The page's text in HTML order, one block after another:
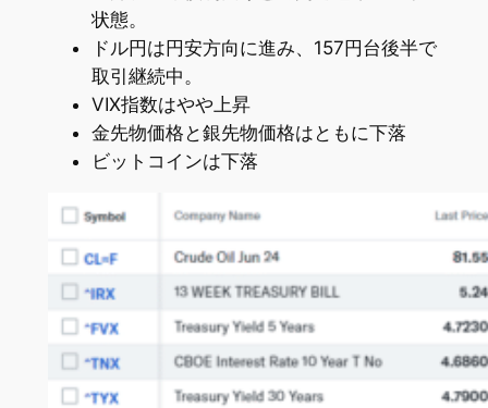
状態。
ドル円は円安方向に進み、157円台後半で
取引継続中。
VIX指数はやや上昇
金先物価格と銀先物価格はともに下落
ビットコインは下落